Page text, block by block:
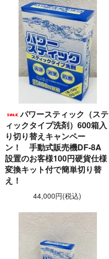
パワースティック（ステ
ィックタイプ洗剤）600箱入
り切り替えキャンペー
ン！ 手動式販売機DF-8A
設置のお客様100円硬貨仕様
変換キット付で簡単切り替
え！
44,000円(税込)